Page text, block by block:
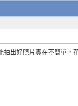
拍出好照片實在不簡單，